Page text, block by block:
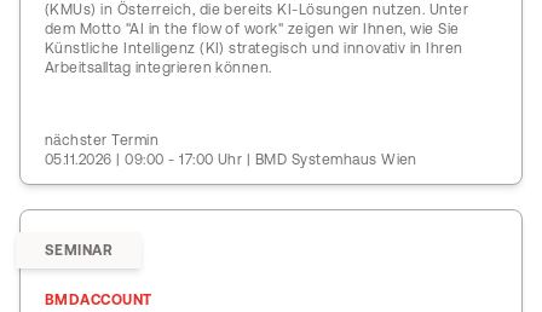
(KMUs) in Österreich, die bereits KI-Lösungen nutzen. Unter
dem Motto "AI in the flow of work" zeigen wir Ihnen, wie Sie
Künstliche Intelligenz (KI) strategisch und innovativ in Ihren
Arbeitsalltag integrieren können.
nächster Termin
05.11.2026 | 09:00 - 17:00 Uhr | BMD Systemhaus Wien
SEMINAR
BMDACCOUNT